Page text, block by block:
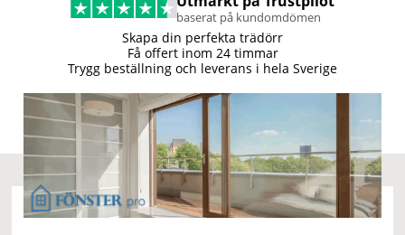
baserat på kundomdömen
Skapa din perfekta trädörr
Få offert inom 24 timmar
Trygg beställning och leverans i hela Sverige